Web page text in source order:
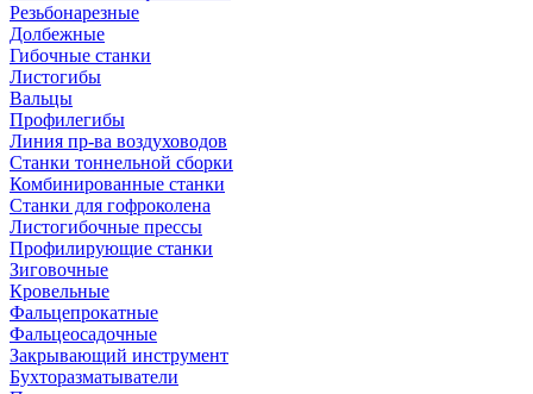
Резьбонарезные
Долбежные
Гибочные станки
Листогибы
Вальцы
Профилегибы
Линия пр-ва воздуховодов
Станки тоннельной сборки
Комбинированные станки
Станки для гофроколена
Листогибочные прессы
Профилирующие станки
Зиговочные
Кровельные
Фальцепрокатные
Фальцеосадочные
Закрывающий инструмент
Бухторазматыватели